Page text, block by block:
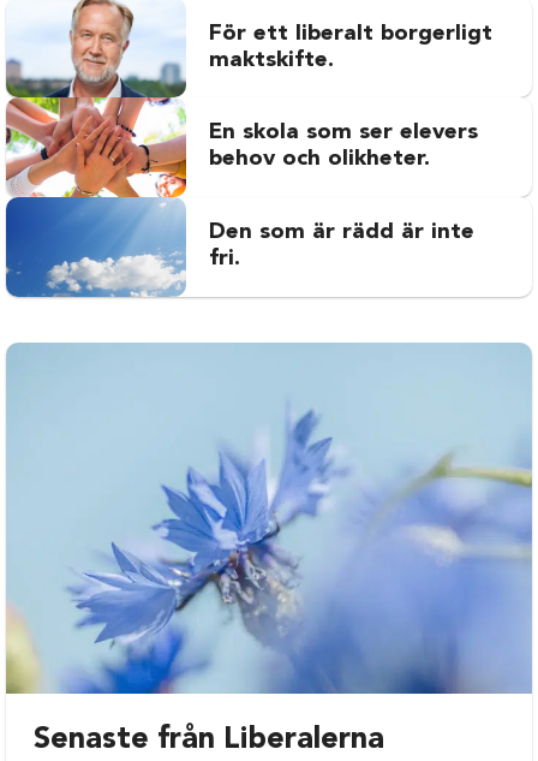
För ett liberalt borgerligt
maktskifte.
En skola som ser elevers
behov och olikheter.
Den som är rädd är inte
fri.
Senaste från Liberalerna